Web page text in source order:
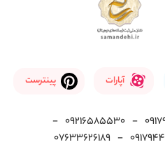
آپارات پینترست
-
09216585530
-
-
07633626189